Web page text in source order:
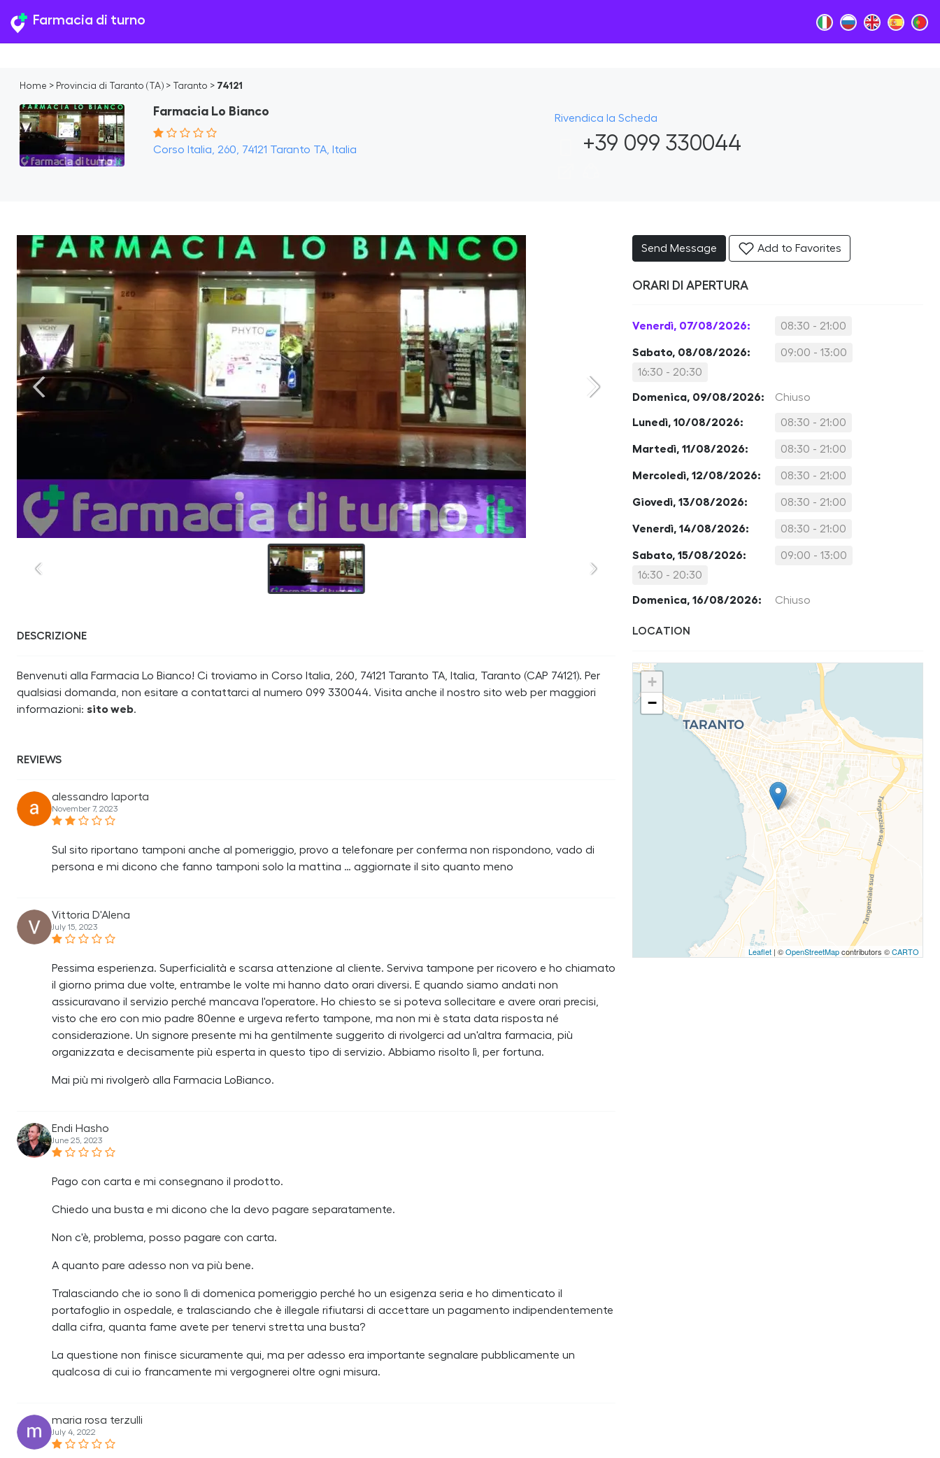
Farmacia di turno
Home > Provincia di Taranto (TA) > Taranto > 74121
Farmacia Lo Bianco
Corso Italia, 260, 74121 Taranto TA, Italia
Rivendica la Scheda
+39 099 330044
DESCRIZIONE
Benvenuti alla Farmacia Lo Bianco! Ci troviamo in Corso Italia, 260, 74121 Taranto TA, Italia, Taranto (CAP 74121). Per
qualsiasi domanda, non esitare a contattarci al numero 099 330044. Visita anche il nostro sito web per maggiori
informazioni: sito web.
REVIEWS
alessandro laporta
November 7, 2023
Sul sito riportano tamponi anche al pomeriggio, provo a telefonare per conferma non rispondono, vado di
persona e mi dicono che fanno tamponi solo la mattina … aggiornate il sito quanto meno
Vittoria D'Alena
July 15, 2023
Pessima esperienza. Superficialità e scarsa attenzione al cliente. Serviva tampone per ricovero e ho chiamato
il giorno prima due volte, entrambe le volte mi hanno dato orari diversi. E quando siamo andati non
assicuravano il servizio perché mancava l'operatore. Ho chiesto se si poteva sollecitare e avere orari precisi,
visto che ero con mio padre 80enne e urgeva referto tampone, ma non mi è stata data risposta né
considerazione. Un signore presente mi ha gentilmente suggerito di rivolgerci ad un'altra farmacia, più
organizzata e decisamente più esperta in questo tipo di servizio. Abbiamo risolto lì, per fortuna.
Mai più mi rivolgerò alla Farmacia LoBianco.
Endi Hasho
June 25, 2023
Pago con carta e mi consegnano il prodotto.
Chiedo una busta e mi dicono che la devo pagare separatamente.
Non c'è, problema, posso pagare con carta.
A quanto pare adesso non va più bene.
Tralasciando che io sono lì di domenica pomeriggio perché ho un esigenza seria e ho dimenticato il
portafoglio in ospedale, e tralasciando che è illegale rifiutarsi di accettare un pagamento indipendentemente
dalla cifra, quanta fame avete per tenervi stretta una busta?
La questione non finisce sicuramente qui, ma per adesso era importante segnalare pubblicamente un
qualcosa di cui io francamente mi vergognerei oltre ogni misura.
maria rosa terzulli
July 4, 2022
Send Message Add to Favorites
ORARI DI APERTURA
Venerdì, 07/08/2026: 08:30 - 21:00
Sabato, 08/08/2026:
09:00 - 13:00
16:30 - 20:30
Domenica, 09/08/2026: Chiuso
Lunedì, 10/08/2026: 08:30 - 21:00
Martedì, 11/08/2026: 08:30 - 21:00
Mercoledì, 12/08/2026: 08:30 - 21:00
Giovedì, 13/08/2026: 08:30 - 21:00
Venerdì, 14/08/2026: 08:30 - 21:00
Sabato, 15/08/2026:
09:00 - 13:00
16:30 - 20:30
Domenica, 16/08/2026: Chiuso
LOCATION
+
−
Leaflet | ©OpenStreetMapcontributors ©CARTO